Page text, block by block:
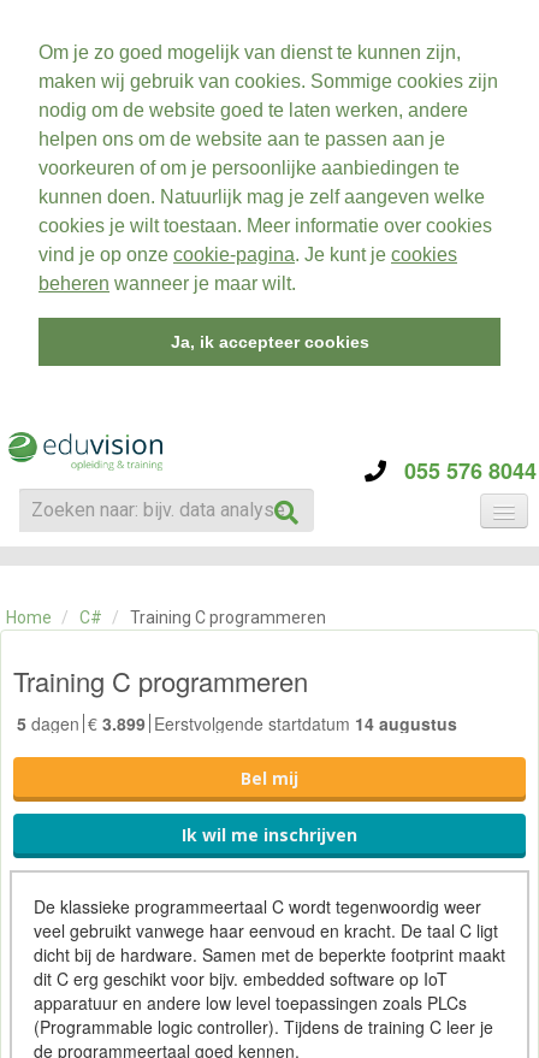
Om je zo goed mogelijk van dienst te kunnen zijn,
maken wij gebruik van cookies. Sommige cookies zijn
nodig om de website goed te laten werken, andere
helpen ons om de website aan te passen aan je
voorkeuren of om je persoonlijke aanbiedingen te
kunnen doen. Natuurlijk mag je zelf aangeven welke
cookies je wilt toestaan. Meer informatie over cookies
vind je op onze cookie-pagina. Je kunt je cookies
beheren wanneer je maar wilt.
Ja, ik accepteer cookies
055 576 8044
CATEGORIE
OVER ONS
SKILLS ALCHEMIST
Home / C# / Training C programmeren
Training C programmeren
5 dagen € 3.899 Eerstvolgende startdatum 14 augustus
Bel mij
Ik wil me inschrijven
De klassieke programmeertaal C wordt tegenwoordig weer
veel gebruikt vanwege haar eenvoud en kracht. De taal C ligt
dicht bij de hardware. Samen met de beperkte footprint maakt
dit C erg geschikt voor bijv. embedded software op IoT
apparatuur en andere low level toepassingen zoals PLCs
(Programmable logic controller). Tijdens de training C leer je
de programmeertaal goed kennen.